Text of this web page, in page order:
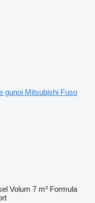
gunoi Mitsubishi Fuso
Volum 7 m³ Formula